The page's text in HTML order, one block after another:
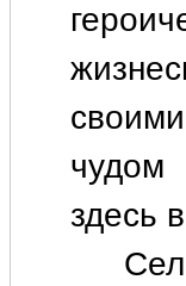
чудом
здесь